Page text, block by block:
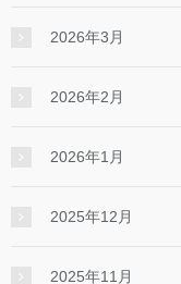
2026年3月
2026年2月
2026年1月
2025年12月
2025年11月